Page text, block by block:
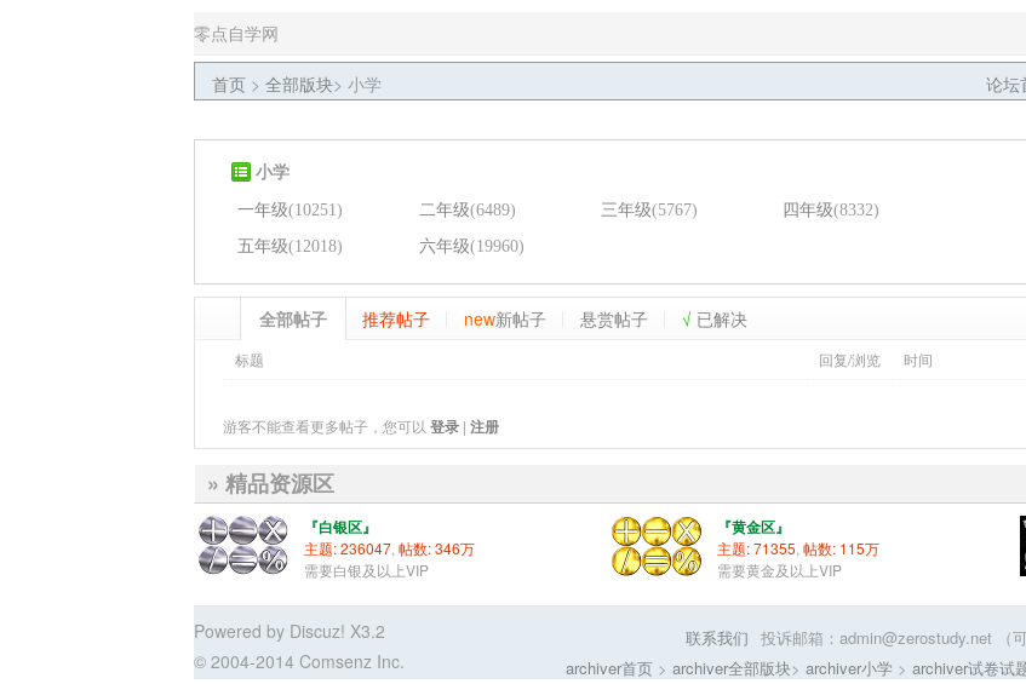
零点自学网
首页 > 全部版块> 小学 论坛
小学
一年级(10251) 二年级(6489) 三年级(5767) 四年级(8332)
五年级(12018) 六年级(19960)
全部帖子 推荐帖子 new新帖子 悬赏帖子 √ 已解决
标题 回复/浏览 时间
游客不能查看更多帖子，您可以 登录 | 注册
» 精品资源区
『白银区』
主题: 236047 帖数: 346万
需要白银及以上VIP
『黄金区』
主题: 71355 帖数: 115万
需要黄金及以上VIP
Powered by Discuz! X3.2 投诉邮箱：admin@zerostudy.net （
联系我们
© 2004-2014 Comsenz Inc. archiver首页 > archiver全部版块> archiver小学 > archiver试卷试